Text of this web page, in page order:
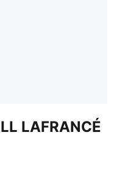
LAFRANCÉ